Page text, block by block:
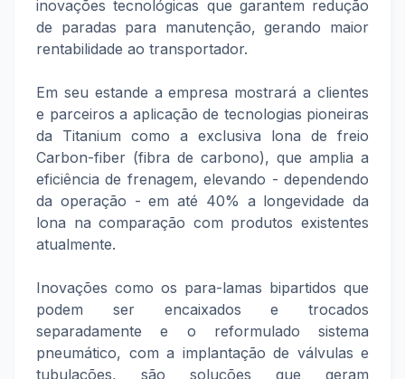
inovações tecnológicas que garantem redução
de paradas para manutenção, gerando maior
rentabilidade ao transportador.
Em seu estande a empresa mostrará a clientes
e parceiros a aplicação de tecnologias pioneiras
da Titanium como a exclusiva lona de freio
Carbon-fiber (fibra de carbono), que amplia a
eficiência de frenagem, elevando - dependendo
da operação - em até 40% a longevidade da
lona na comparação com produtos existentes
atualmente.
Inovações como os para-lamas bipartidos que
podem ser encaixados e trocados
separadamente e o reformulado sistema
pneumático, com a implantação de válvulas e
tubulações, são soluções que geram